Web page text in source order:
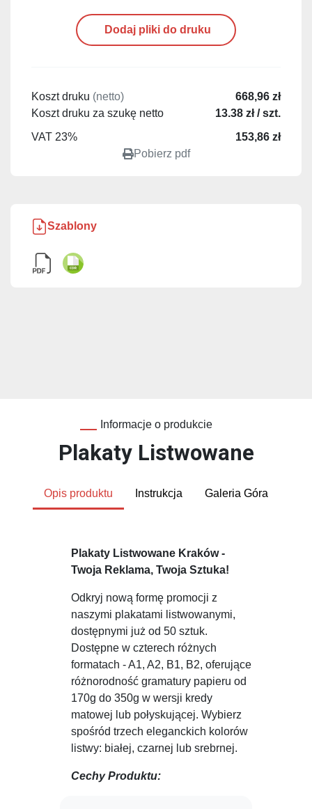
Dodaj pliki do druku
Koszt druku (netto)
668,96 zł
Koszt druku za szukę netto
13.38 zł / szt.
VAT 23%
153,86 zł
Pobierz pdf
Szablony
Informacje o produkcie
Plakaty Listwowane
Opis produktu Instrukcja Galeria Góra
Plakaty Listwowane Kraków -
Twoja Reklama, Twoja Sztuka!
Odkryj nową formę promocji z
naszymi plakatami listwowanymi,
dostępnymi już od 50 sztuk.
Dostępne w czterech różnych
formatach - A1, A2, B1, B2, oferujące
różnorodność gramatury papieru od
170g do 350g w wersji kredy
matowej lub połyskującej. Wybierz
spośród trzech eleganckich kolorów
listwy: białej, czarnej lub srebrnej.
Cechy Produktu: